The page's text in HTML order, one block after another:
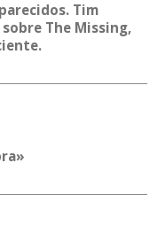
Tim
The Missing,